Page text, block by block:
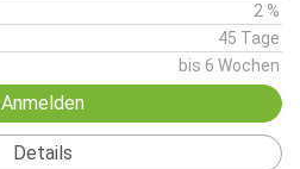
2 %
45 Tage
bis 6 Wochen
Anmelden
Details